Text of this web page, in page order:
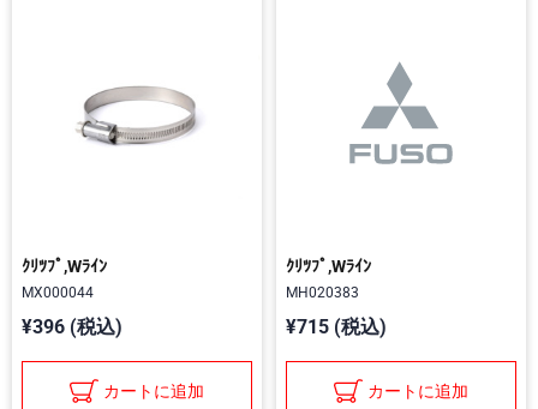
ｸﾘﾂﾌﾟ,Wﾗｲﾝ
MX000044
¥396 (税込)
カートに追加
ｸﾘﾂﾌﾟ,Wﾗｲﾝ
MH020383
¥715 (税込)
カートに追加